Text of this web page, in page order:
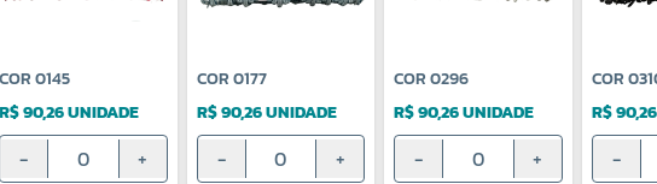
COR 0145
R$ 90,26 UNIDADE
- +
COR 0177
R$ 90,26 UNIDADE
- +
COR 0296
R$ 90,26 UNIDADE
- +
COR
R$
-